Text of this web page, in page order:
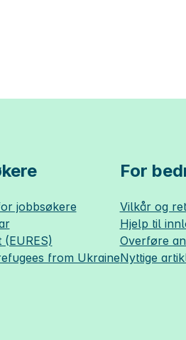
jobbsøkere
from Ukraine
For
Vilkår og
Hjelp til
Overføre
Nyttige